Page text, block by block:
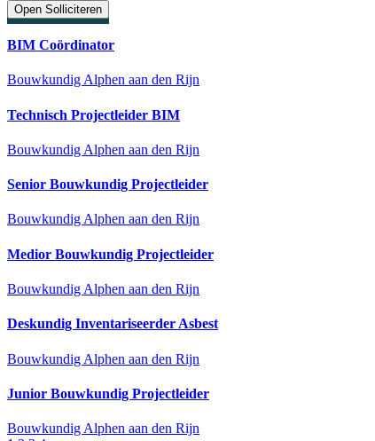
Open Solliciteren
BIM Coördinator
BouwkundigAlphen aan den Rijn
Technisch Projectleider BIM
Bouwkundig Alphen aan den Rijn
Senior Bouwkundig Projectleider
BouwkundigAlphen aan den Rijn
Medior Bouwkundig Projectleider
Bouwkundig Alphen aan den Rijn
Deskundig Inventariseerder Asbest
Bouwkundig Alphen aan den Rijn
Junior Bouwkundig Projectleider
Bouwkundig Alphen aan den Rijn